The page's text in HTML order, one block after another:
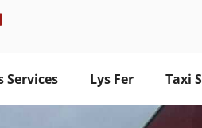
Services Lys Fer Taxi